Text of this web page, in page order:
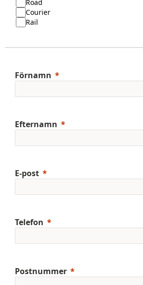
Road
Courier
Rail
Förnamn
Efternamn
E-post
Telefon
Postnummer